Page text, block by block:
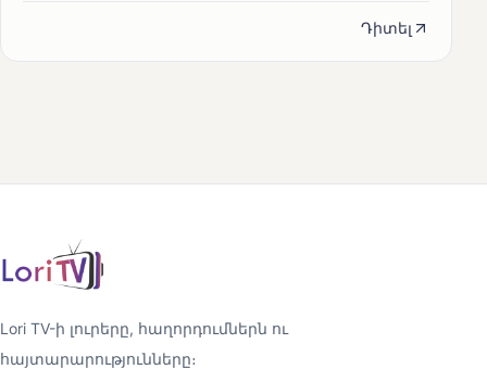
Դիտել
Lori TV-ի լուրերը, հաղորդումներն ու
հայտարարությունները։